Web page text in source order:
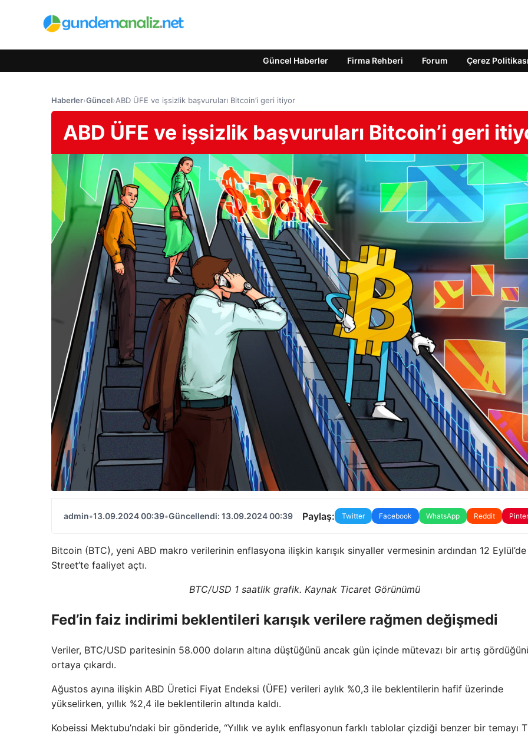
Güncel Haberler Firma Rehberi Forum Çerez Politikası
Haberler›Güncel›ABD ÜFE ve işsizlik başvuruları Bitcoin’i geri itiyor
ABD ÜFE ve işsizlik başvuruları Bitcoin’i geri
admin•13.09.2024 00:39•Güncellendi: 13.09.2024 00:39 Paylaş: Twitter Facebook WhatsApp Reddit
Bitcoin (BTC), yeni ABD makro verilerinin enflasyona ilişkin karışık sinyaller vermesinin ardından 12 Eylül’de
Street’te faaliyet açtı.
BTC/USD 1 saatlik grafik. Kaynak Ticaret Görünümü
Fed’in faiz indirimi beklentileri karışık verilere rağmen değişmedi
Veriler, BTC/USD paritesinin 58.000 doların altına düştüğünü ancak gün içinde mütevazı bir artış
ortaya çıkardı.
Ağustos ayına ilişkin ABD Üretici Fiyat Endeksi (ÜFE) verileri aylık %0,3 ile beklentilerin hafif üzerinde
yükselirken, yıllık %2,4 ile beklentilerin altında kaldı.
Kobeissi Mektubu’ndaki bir gönderide, “Yıllık ve aylık enflasyonun farklı tablolar çizdiği benzer bir temayı